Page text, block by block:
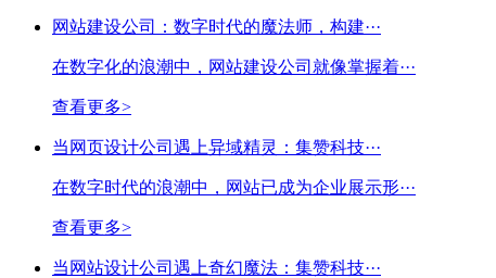
网站建设公司：数字时代的魔法师，构建···
在数字化的浪潮中，网站建设公司就像掌握着···
查看更多>
当网页设计公司遇上异域精灵：集赞科技···
在数字时代的浪潮中，网站已成为企业展示形···
查看更多>
当网站设计公司遇上奇幻魔法：集赞科技···